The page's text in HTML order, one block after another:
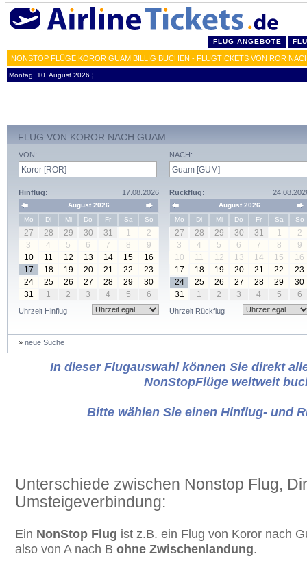
FLUG ANGEBOTE
NONSTOP FLÜGE KOROR GUAM BILLIG BUCHEN - FLUGTICKETS VON ROR
Montag, 10. August 2026 ¦
FLUG VON KOROR NACH GUAM
VON:
Hinflug: 17.08.2026
August 2026
Mo
Di Mi Do Fr Sa So
27 28 29 30 31 1
2
3
4 5 6 7 8
9
10
11 12 13 14 15
16
17
18 19 20 21 22
23
24
25 26 27 28 29
30
31
1 2 3 4 5 6
Uhrzeit Hinflug
NACH:
Rückflug:
August 2026
Mo
Di Mi Do Fr Sa So
27 28 29 30 31 1
2
3
4 5 6 7 8
9
10
11 12 13 14 15
16
17
18 19 20 21 22
23
24
25 26 27 28 29
30
31
1 2 3 4 5 6
Uhrzeit Rückflug
» neue Suche
In dieser Flugauswahl können Sie direkt
NonStopFlüge weltweit
Bitte wählen Sie einen Hinflug- und
Unterschiede zwischen Nonstop Flug,
Umsteigeverbindung:
Ein NonStop Flug ist z.B. ein Flug von Koror nach
also von A nach B ohne Zwischenlandung.